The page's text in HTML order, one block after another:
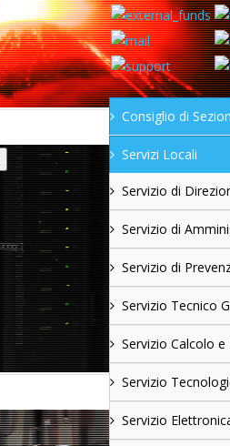
Consiglio di
Servizi Locali
Servizio di
Servizio di
Servizio di
Servizio Tecnico
Servizio Calcolo e
Servizio
Servizio